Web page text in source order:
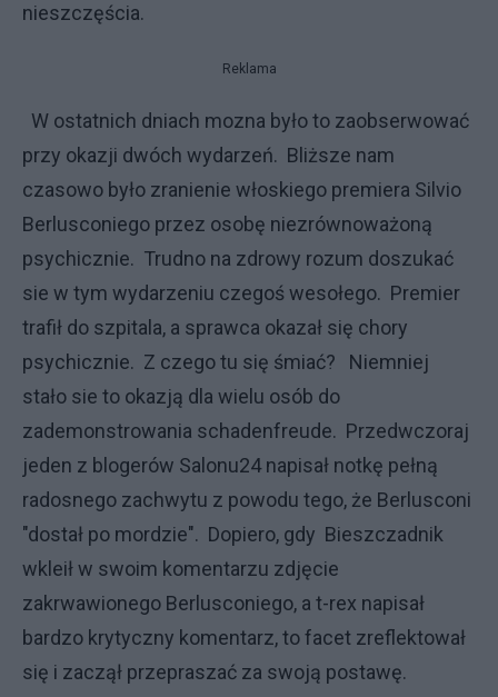
nieszczęścia.
Reklama
W ostatnich dniach mozna było to zaobserwować
przy okazji dwóch wydarzeń. Bliższe nam
czasowo było zranienie włoskiego premiera Silvio
Berlusconiego przez osobę niezrównoważoną
psychicznie. Trudno na zdrowy rozum doszukać
sie w tym wydarzeniu czegoś wesołego. Premier
trafił do szpitala, a sprawca okazał się chory
psychicznie. Z czego tu się śmiać? Niemniej
stało sie to okazją dla wielu osób do
zademonstrowania schadenfreude. Przedwczoraj
jeden z blogerów Salonu24 napisał notkę pełną
radosnego zachwytu z powodu tego, że Berlusconi
"dostał po mordzie". Dopiero, gdy Bieszczadnik
wkleił w swoim komentarzu zdjęcie
zakrwawionego Berlusconiego, a t-rex napisał
bardzo krytyczny komentarz, to facet zreflektował
się i zaczął przepraszać za swoją postawę.